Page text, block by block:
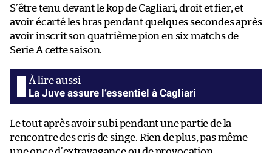
S’être tenu devant le kop de Cagliari, droit et fier, et
avoir écarté les bras pendant quelques secondes après
avoir inscrit son quatrième pion en six matchs de
Serie A cette saison.
La Juve assure l’essentiel à Cagliari
Le tout après avoir subi pendant une partie de la
rencontre des cris de singe. Rien de plus, pas même